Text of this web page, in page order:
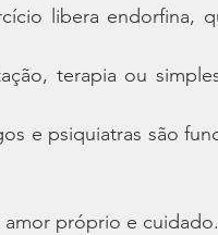
libera endorfina,
terapia ou
e psiquiatras são
próprio e